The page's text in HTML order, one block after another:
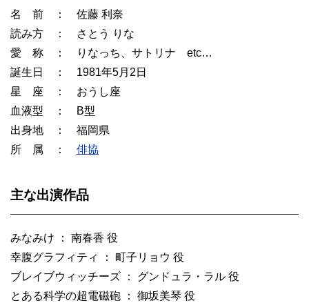
名 前 ： 佐藤 利奈
読み方 ： さとう りな
愛 称 ： りなっち、サトリナ etc…
誕生日 ： 1981年5月2日
星 座 ： おうし座
血液型 ： B型
出身地 ： 福岡県
所 属 ： 俳協
主な出演作品
みなみけ ： 南春香 役
幸腹グラフィティ ： 町子リョウ 役
ブレイブウィッチーズ ： グンドュラ・ラル 役
とある科学の超電磁砲 ： 御坂美琴 役